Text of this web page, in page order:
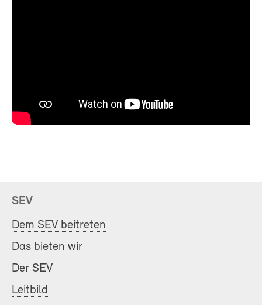
SEV
Dem SEV beitreten
Das bieten wir
Der SEV
Leitbild